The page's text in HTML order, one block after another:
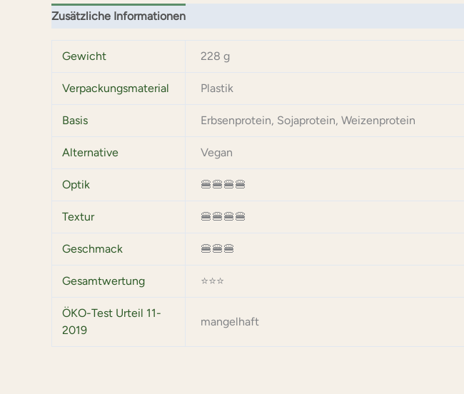
Zusätzliche Informationen
Gewicht 228 g
Verpackungsmaterial Plastik
Basis Erbsenprotein, Sojaprotein, Weizenprotein
Alternative Vegan
Optik 🍔🍔🍔🍔
Textur 🍔🍔🍔🍔
Geschmack 🍔🍔🍔
Gesamtwertung ⭐⭐⭐
ÖKO-Test Urteil 11-
2019
mangelhaft